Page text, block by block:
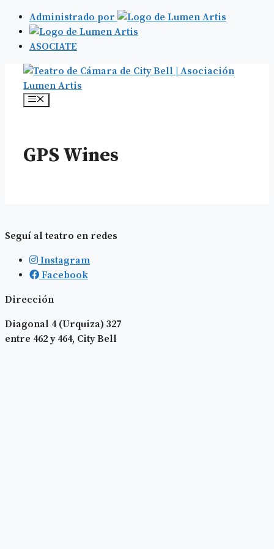
Administrado por
ASOCIATE
Saltar
contenidoMenú
GPS Wines
Seguí al teatro en redes
Instagram
Facebook
Dirección
Diagonal 4 (Urquiza) 327
entre 462 y 464, City Bell